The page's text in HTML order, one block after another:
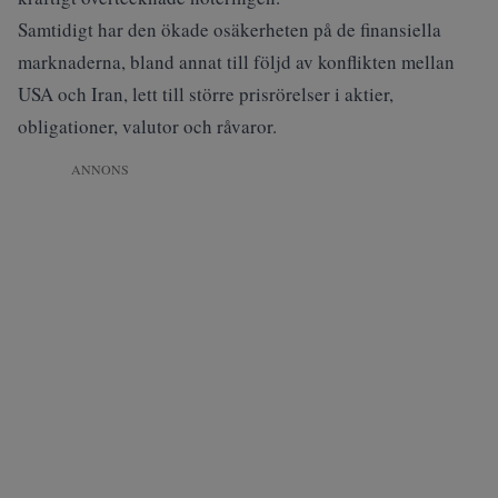
Samtidigt har den ökade osäkerheten på de finansiella
marknaderna, bland annat till följd av konflikten mellan
USA och Iran, lett till större prisrörelser i aktier,
obligationer, valutor och råvaror.
ANNONS